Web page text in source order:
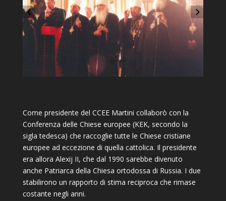
Come presidente del CCEE Martini collaborò con la
Conferenza delle Chiese europee (KEK, secondo la
sigla tedesca) che raccoglie tutte le Chiese cristiane
europee ad eccezione di quella cattolica. Il presidente
era allora Alexij II, che dal 1990 sarebbe divenuto
anche Patriarca della Chiesa ortodossa di Russia. I due
stabilirono un rapporto di stima reciproca che rimase
costante negli anni.